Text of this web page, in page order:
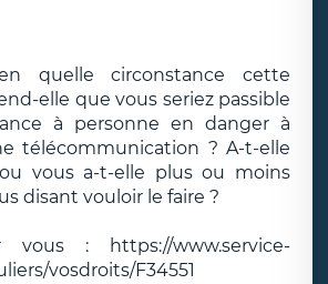
quelle circonstance cette
elle que vous seriez passible
à personne en danger à
télécommunication ? A-t-elle
vous a-t-elle plus ou moins
disant vouloir le faire ?
vous : https://www.service-
vosdroits/F34551